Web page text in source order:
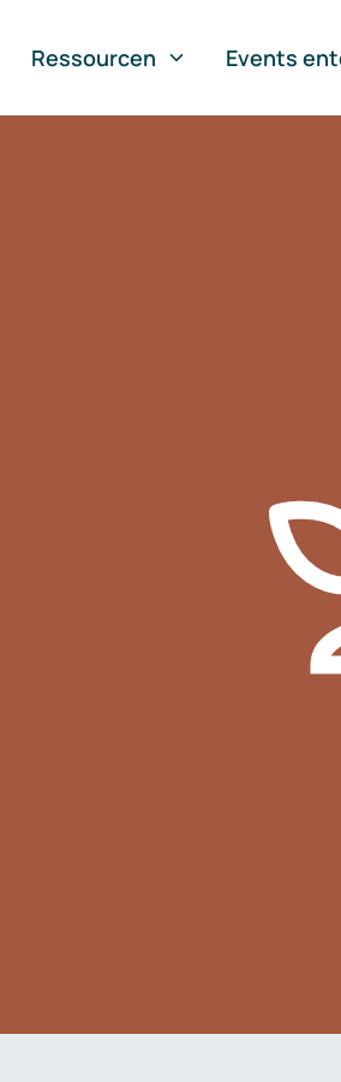
Ressourcen Events